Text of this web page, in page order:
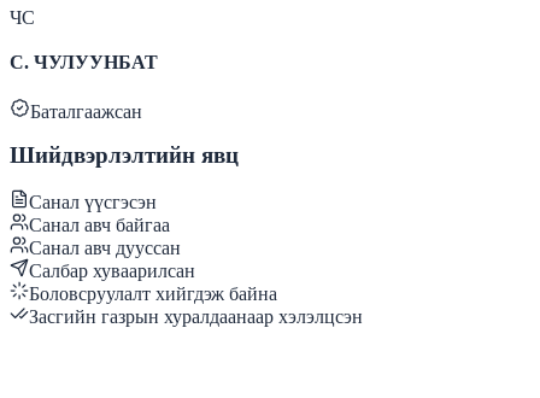
ЧС
С. ЧУЛУУНБАТ
Баталгаажсан
Шийдвэрлэлтийн явц
Санал үүсгэсэн
Санал авч байгаа
Санал авч дууссан
Салбар хуваарилсан
Боловсруулалт хийгдэж байна
Засгийн газрын хуралдаанаар хэлэлцсэн